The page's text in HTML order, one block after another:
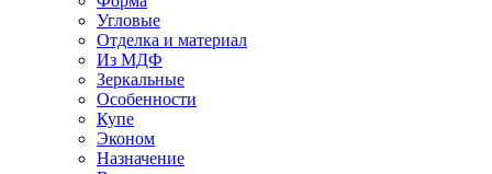
Угловые
Отделка и материал
Из МДФ
Зеркальные
Особенности
Купе
Эконом
Назначение